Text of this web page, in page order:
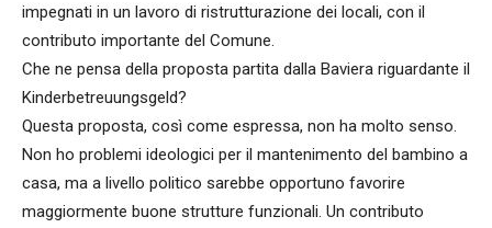
impegnati in un lavoro di ristrutturazione dei locali, con il
contributo importante del Comune.
Che ne pensa della proposta partita dalla Baviera riguardante il
Kinderbetreuungsgeld?
Questa proposta, così come espressa, non ha molto senso.
Non ho problemi ideologici per il mantenimento del bambino a
casa, ma a livello politico sarebbe opportuno favorire
maggiormente buone strutture funzionali. Un contributo